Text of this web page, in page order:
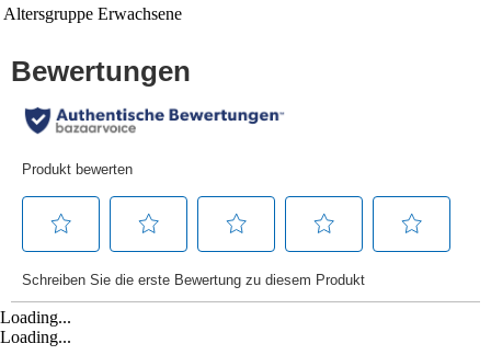
Altersgruppe Erwachsene
Loading...
Loading...